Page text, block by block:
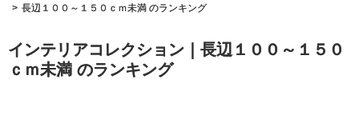
長辺１００～１５０ｃｍ未満 のランキング
インテリアコレクション｜長辺１００～１５０
ｃｍ未満 のランキング